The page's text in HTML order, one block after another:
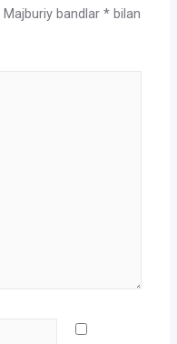
Majburiy bandlar* bilan